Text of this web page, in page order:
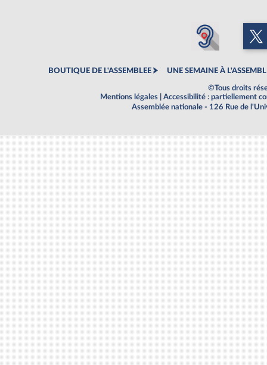
BOUTIQUE DE L'ASSEMBLEE UNE SEMAINE À
©Tous droits
Mentions légales
Accessibilité : partiellement
Assemblée nationale - 126 Rue de